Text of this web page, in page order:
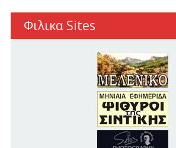
Φιλικα Sites